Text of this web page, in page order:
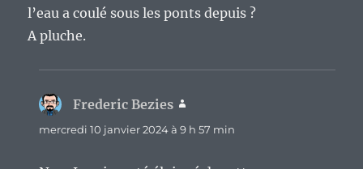
l’eau a coulé sous les ponts depuis ?
A pluche.
Frederic Bezies
mercredi 10 janvier 2024 à 9 h 57 min